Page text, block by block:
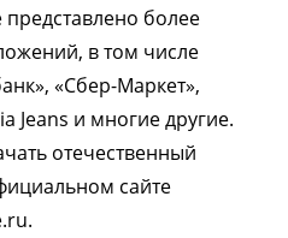
более
в том числе
«Сбер-Маркет»,
Jeans и многие другие.
отечественный
сайте